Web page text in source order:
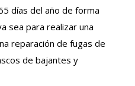
días del año de forma
sea para realizar una
reparación de fugas de
de bajantes y